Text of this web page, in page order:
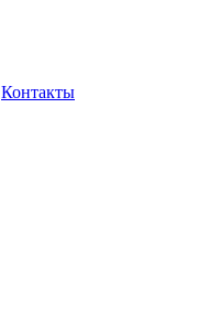
Контакты